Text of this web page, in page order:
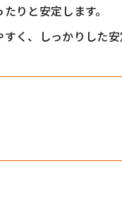
りと安定します。
く、しっかりした安